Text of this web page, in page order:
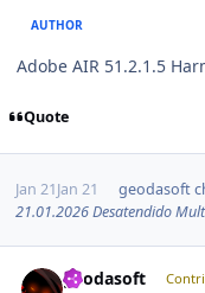
AUTHOR
Adobe AIR 51.2.1.5
Quote
Jan 21Jan 21 geodasoft
21.01.2026 Desatendido
geodasoft